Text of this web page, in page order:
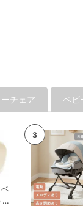
チェア ベビ